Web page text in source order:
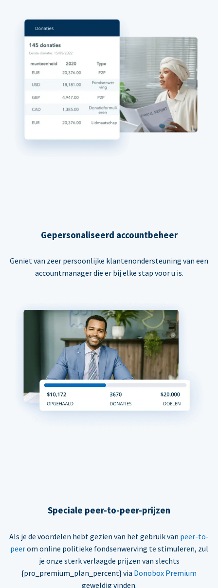
Gepersonaliseerd accountbeheer
Geniet van zeer persoonlijke klantenondersteuning van een
accountmanager die er bij elke stap voor u is.
Speciale peer-to-peer-prijzen
Als je de voordelen hebt gezien van het gebruik van peer-to-
peerom online politieke fondsenwerving te stimuleren, zul
je onze sterk verlaagde prijzen van slechts
{pro_premium_plan_percent} via Donobox Premium
geweldig vinden.